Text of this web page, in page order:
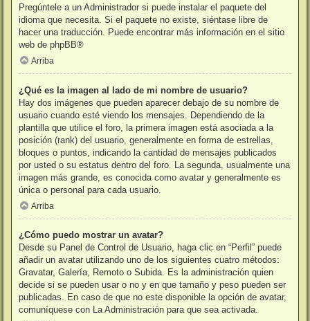
Pregúntele a un Administrador si puede instalar el paquete del
idioma que necesita. Si el paquete no existe, siéntase libre de
hacer una traducción. Puede encontrar más información en el sitio
web de phpBB®
Arriba
¿Qué es la imagen al lado de mi nombre de usuario?
Hay dos imágenes que pueden aparecer debajo de su nombre de
usuario cuando esté viendo los mensajes. Dependiendo de la
plantilla que utilice el foro, la primera imagen está asociada a la
posición (rank) del usuario, generalmente en forma de estrellas,
bloques o puntos, indicando la cantidad de mensajes publicados
por usted o su estatus dentro del foro. La segunda, usualmente una
imagen más grande, es conocida como avatar y generalmente es
única o personal para cada usuario.
Arriba
¿Cómo puedo mostrar un avatar?
Desde su Panel de Control de Usuario, haga clic en “Perfil” puede
añadir un avatar utilizando uno de los siguientes cuatro métodos:
Gravatar, Galería, Remoto o Subida. Es la administración quien
decide si se pueden usar o no y en que tamaño y peso pueden ser
publicadas. En caso de que no este disponible la opción de avatar,
comuníquese con La Administración para que sea activada.